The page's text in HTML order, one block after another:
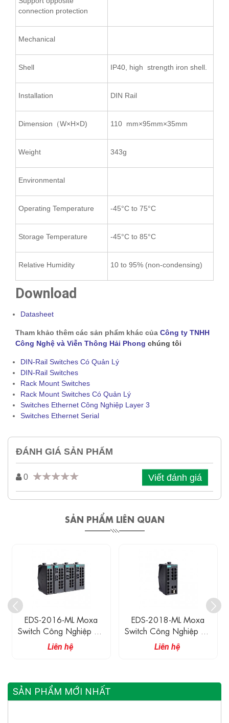
connection protection
Mechanical
Shell IP40, high strength iron shell.
Installation DIN Rail
Dimension（W×H×D) 110 mm×95mm×35mm
Weight 343g
Environmental
Operating Temperature -45°C to 75°C
Storage Temperature -45°C to 85°C
Relative Humidity 10 to 95% (non-condensing)
Download
Datasheet
Tham khảo thêm các sản phẩm khác của Công ty TNHH
Công Nghệ và Viễn Thông Hải Phong chúng tôi
DIN-Rail Switches Có Quản Lý
DIN-Rail Switches
Rack Mount Switches
Rack Mount Switches Có Quản Lý
Switches Ethernet Công Nghiệp Layer 3
Switches Ethernet Serial
ĐÁNH GIÁ SẢN PHẨM
0 Viết đánh giá
SẢN PHẨM LIÊN QUAN
EDS-2016-ML Moxa
Switch Công Nghiệp 16
Cổng 10/100M
Liên hệ
EDS-2018-ML Moxa
Switch Công Nghiệp 16
Cổng 10/100M
Liên hệ
SẢN PHẨM MỚI NHẤT